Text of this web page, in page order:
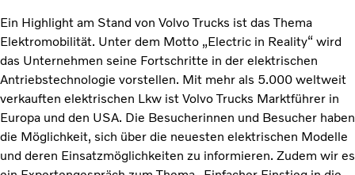
Ein Highlight am Stand von Volvo Trucks ist das Thema
Elektromobilität. Unter dem Motto „Electric in Reality“ wird
das Unternehmen seine Fortschritte in der elektrischen
Antriebstechnologie vorstellen. Mit mehr als 5.000 weltweit
verkauften elektrischen Lkw ist Volvo Trucks Marktführer in
Europa und den USA. Die Besucherinnen und Besucher haben
die Möglichkeit, sich über die neuesten elektrischen Modelle
und deren Einsatzmöglichkeiten zu informieren. Zudem wir es